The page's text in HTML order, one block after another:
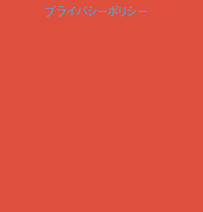
プライバシーポリシー